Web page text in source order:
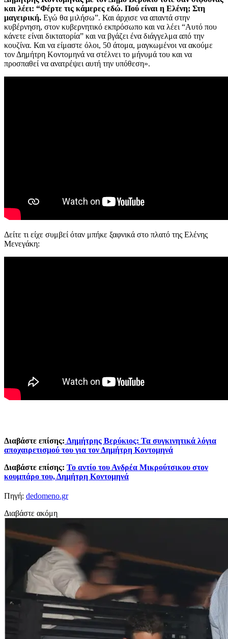
και λέει: “Φέρτε τις κάμερες εδώ. Πού είναι η Ελένη; Στη
μαγειρική. Εγώ θα μιλήσω”. Και άρχισε να απαντά στην
κυβέρνηση, στον κυβερνητικό εκπρόσωπο και να λέει “Αυτό που
κάνετε είναι δικτατορία” και να βγάζει ένα διάγγελμα από την
κουζίνα. Και να είμαστε όλοι, 50 άτομα, μαγκωμένοι να ακούμε
τον Δημήτρη Κοντομηνά να στέλνει το μήνυμά του και να
προσπαθεί να ανατρέψει αυτή την υπόθεση».
Δείτε τι είχε συμβεί όταν μπήκε ξαφνικά στο πλατό της Ελένης
Μενεγάκη:
Διαβάστε επίσης: Δημήτρης Βερύκιος: Τα συγκινητικά λόγια
αποχαιρετισμού του για τον Δημήτρη Κοντομηνά
Διαβάστε επίσης: Το αντίο του Ανδρέα Μικρούτσικου στον
κουμπάρο του, Δημήτρη Κοντομηνά
Πηγή: dedomeno.gr
Διαβάστε ακόμη